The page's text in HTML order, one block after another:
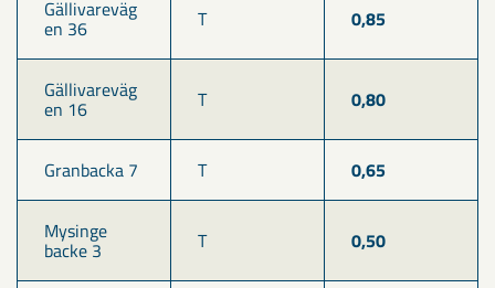
Gällivareväg
en 36 T 0,85
Gällivareväg
en 16 T 0,80
Granbacka 7 T 0,65
Mysinge
backe 3 T 0,50